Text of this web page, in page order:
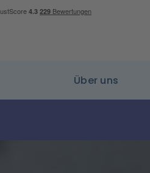
Über uns